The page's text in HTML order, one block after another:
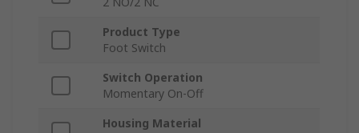
Product Type
Foot Switch
Switch Operation
Momentary On-Off
Housing Material